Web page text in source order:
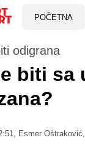
POČETNA
odigrana
biti sa
Esmer Oštraković